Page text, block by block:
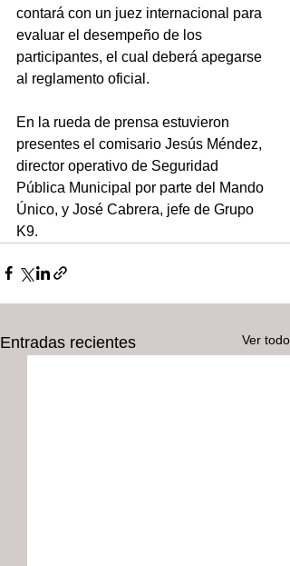
contará con un juez internacional para
evaluar el desempeño de los
participantes, el cual deberá apegarse
al reglamento oficial.
En la rueda de prensa estuvieron
presentes el comisario Jesús Méndez,
director operativo de Seguridad
Pública Municipal por parte del Mando
Único, y José Cabrera, jefe de Grupo
K9.
Entradas recientes Ver todo